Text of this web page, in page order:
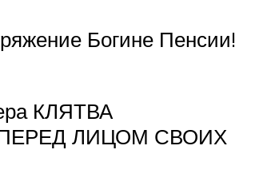
Богине Пенсии!
КЛЯТВА
ЛИЦОМ СВОИХ